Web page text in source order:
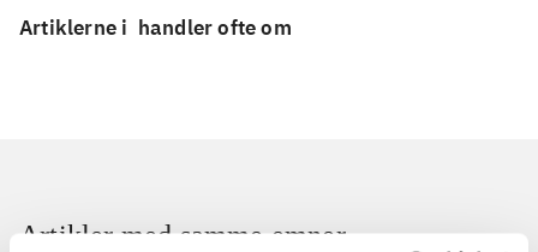
Artiklerne i handler ofte om
Artikler med samme emner